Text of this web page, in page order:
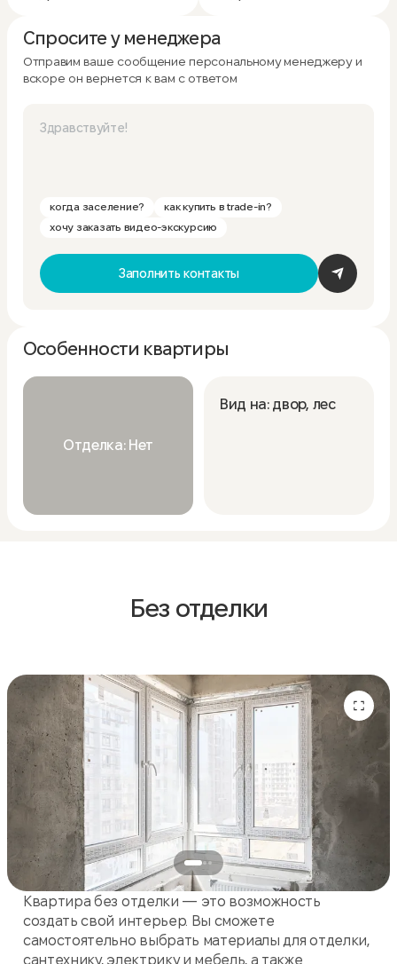
Спросите у менеджера
Отправим ваше сообщение персональному менеджеру и
вскоре он вернется к вам с ответом
когда заселение?
как купить в trade-in?
хочу заказать видео-экскурсию
Заполнить контакты
Особенности квартиры
Отделка: Нет
Вид на: двор, лес
Без отделки
Квартира без отделки — это возможность
создать свой интерьер. Вы сможете
самостоятельно выбрать материалы для отделки,
сантехнику, электрику и мебель, а также